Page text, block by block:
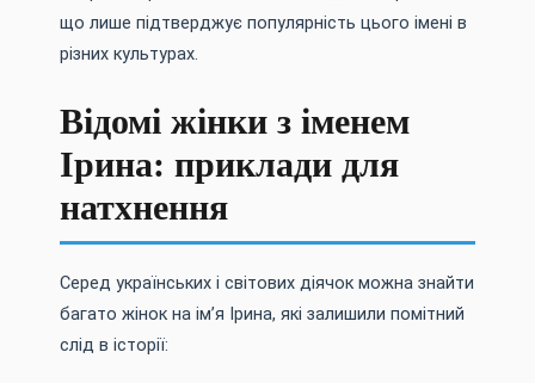
що лише підтверджує популярність цього імені в
різних культурах.
Відомі жінки з іменем
Ірина: приклади для
натхнення
Серед українських і світових діячок можна знайти
багато жінок на ім’я Ірина, які залишили помітний
слід в історії: